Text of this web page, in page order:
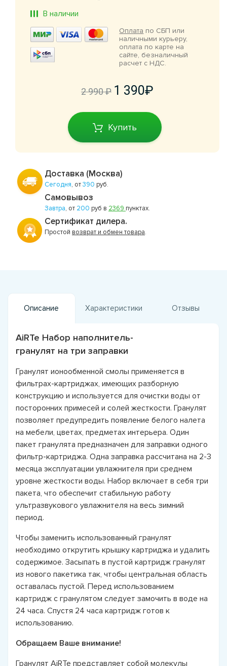
В наличии
Оплата по СБП или
наличными курьеру,
оплата по карте на
сайте, безналичный
расчет с НДС.
2 990 1 390
Купить
Доставка (Москва)
Сегодня, от390 руб.
Самовывоз
Завтра, от 200 руб в 2369 пунктах.
Сертификат дилера.
Простой возврат и обмен товара.
Описание Характеристики Отзывы
AiRTe Набор наполнитель-
гранулят на три заправки
Гранулят ионообменной смолы применяется в
фильтрах-картриджах, имеющих разборную
конструкцию и используется для очистки воды от
посторонних примесей и солей жесткости. Гранулят
позволяет предупредить появление белого налета
на мебели, цветах, предметах интерьера. Один
пакет гранулята предназначен для заправки одного
фильтр-картриджа. Одна заправка рассчитана на 2-3
месяца эксплуатации увлажнителя при среднем
уровне жесткости воды. Набор включает в себя три
пакета, что обеспечит стабильную работу
ультразвукового увлажнителя на весь зимний
период.
Чтобы заменить использованный гранулят
необходимо открутить крышку картриджа и удалить
содержимое. Засыпать в пустой картридж гранулят
из нового пакетика так, чтобы центральная область
оставалась пустой. Перед использованием
картридж с гранулятом следует замочить в воде на
24 часа. Спустя 24 часа картридж готов к
использованию.
Обращаем Ваше внимание!
Гранулят AiRTe представляет собой молекулы